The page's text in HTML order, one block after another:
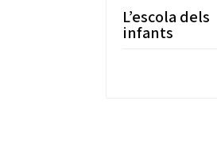
L’escola dels
infants